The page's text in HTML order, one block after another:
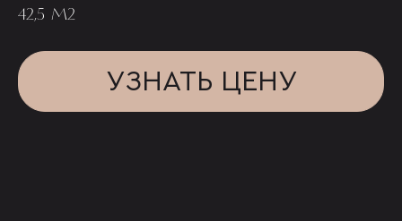
42,5 М2
УЗНАТЬ ЦЕНУ